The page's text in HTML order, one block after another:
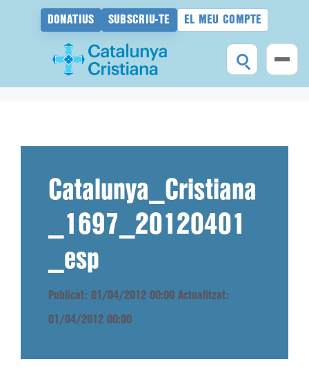
DONATIUS SUBSCRIU-TE EL MEU COMPTE
Catalunya_Cristiana
_1697_20120401
_esp
Publicat: 01/04/2012 00:00 Actualitzat:
01/04/2012 00:00